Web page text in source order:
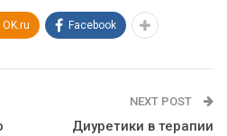
OK.ru Facebook
NEXT POST
Диуретики в терапии